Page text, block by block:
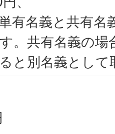
単有名義と共有
。共有名義の
と別名義として